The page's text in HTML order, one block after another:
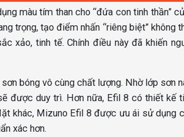
màu tím than cho “đứa con tinh thần”
trọng, tạo điểm nhấn “riêng biệt” không
tinh tế. Chính điều này đã khiến
bóng vô cùng chất lượng. Nhờ lớp sơn
được duy trì. Hơn nữa, Efil 8 có thiết kế
khác, Mizuno Efil 8 được ưu ái sử dụng
xác hơn.